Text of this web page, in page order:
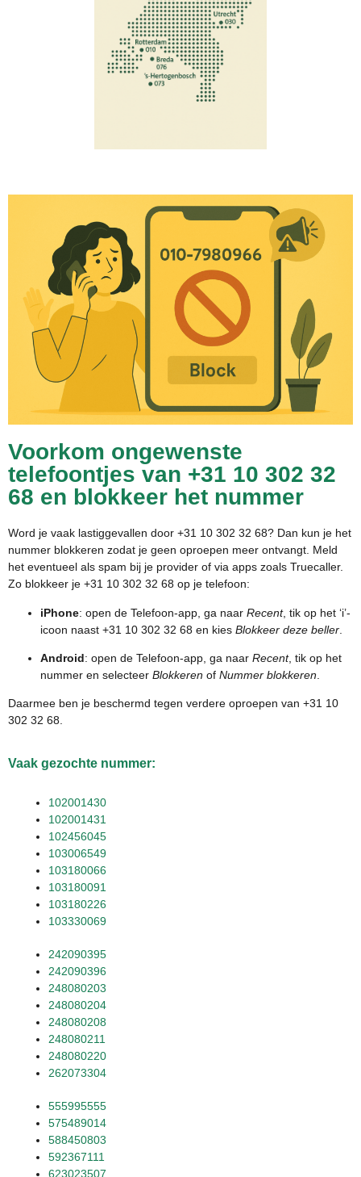
Voorkom ongewenste
telefoontjes van +31 10 302 32
68 en blokkeer het nummer
Word je vaak lastiggevallen door +31 10 302 32 68? Dan kun je het
nummer blokkeren zodat je geen oproepen meer ontvangt. Meld
het eventueel als spam bij je provider of via apps zoals Truecaller.
Zo blokkeer je +31 10 302 32 68 op je telefoon:
iPhone: open de Telefoon-app, ga naar Recent, tik op het ‘i’-
icoon naast +31 10 302 32 68 en kies Blokkeer deze beller
Android: open de Telefoon-app, ga naar Recent, tik op het
nummer en selecteer Blokkeren of Nummer blokkeren
Daarmee ben je beschermd tegen verdere oproepen van +31 10
302 32 68.
Vaak gezochte nummer:
102001430
102001431
102456045
103006549
103180066
103180091
103180226
103330069
242090395
242090396
248080203
248080204
248080208
248080211
248080220
262073304
555995555
575489014
588450803
592367111
623023507